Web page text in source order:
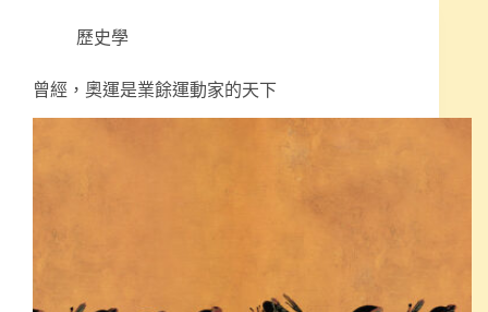
歷史學
曾經，奧運是業餘運動家的天下